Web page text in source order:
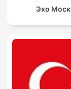
Эхо